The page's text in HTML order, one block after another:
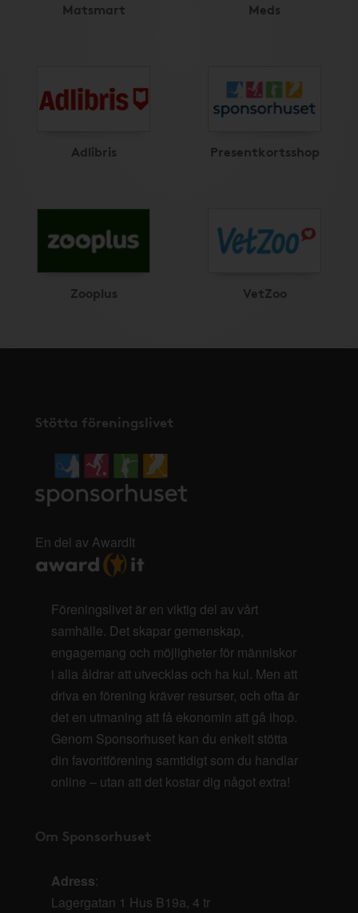
Matsmart Meds
Adlibris Presentkortsshop
Zooplus VetZoo
Stötta föreningslivet
En del av AwardIt
Föreningslivet är en viktig del av vårt
samhälle. Det skapar gemenskap,
engagemang och möjligheter för människor
i alla åldrar att utvecklas och ha kul. Men att
driva en förening kräver resurser, och ofta är
det en utmaning att få ekonomin att gå ihop.
Genom Sponsorhuset kan du enkelt stötta
din favoritförening samtidigt som du handlar
online – utan att det kostar dig något extra!
Om Sponsorhuset
Adress:
Lagergatan 1 Hus B19a, 4 tr